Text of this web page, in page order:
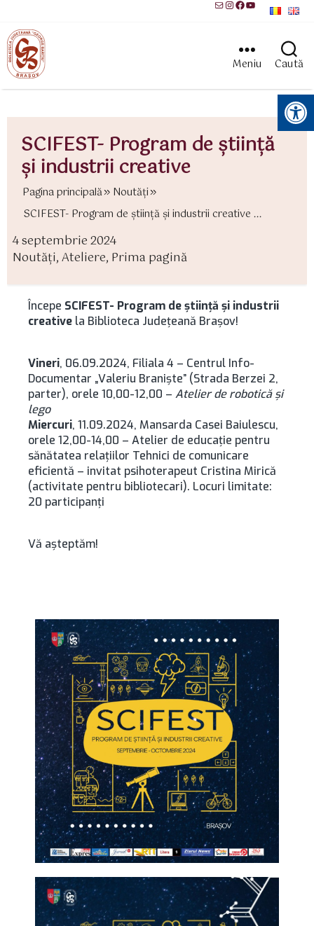
MailInstagram
Facebook
YouTube
Meniu Caută
Instrumente pentru accesibilitate
SCIFEST- Program de știință
și industrii creative
Pagina principală
Noutăți
SCIFEST- Program de știință și industrii creative ...
4 septembrie 2024
Noutăți,Ateliere, Prima pagină
Începe SCIFEST- Program de știință și industrii
creative la Biblioteca Județeană Brașov!
Vineri, 06.09.2024, Filiala 4 – Centrul Info-
Documentar „Valeriu Branişte” (Strada Berzei 2,
parter), orele 10,00-12,00 – Atelier de robotică şi
lego
Miercuri, 11.09.2024, Mansarda Casei Baiulescu,
orele 12,00-14,00 – Atelier de educaţie pentru
sănătatea relaţiilor Tehnici de comunicare
eficientă – invitat psihoterapeut Cristina Mirică
(activitate pentru bibliotecari). Locuri limitate:
20 participanţi
Vă așteptăm!